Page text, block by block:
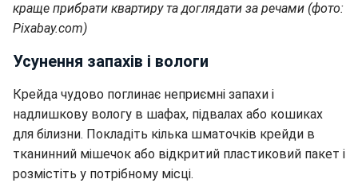
краще прибрати квартиру та доглядати за речами (фото:
Pixabay.com)
Усунення запахів і вологи
Крейда чудово поглинає неприємні запахи і
надлишкову вологу в шафах, підвалах або кошиках
для білизни. Покладіть кілька шматочків крейди в
тканинний мішечок або відкритий пластиковий пакет і
розмістіть у потрібному місці.